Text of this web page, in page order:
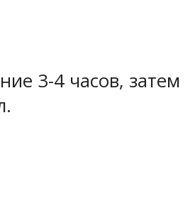
3-4 часов, затем